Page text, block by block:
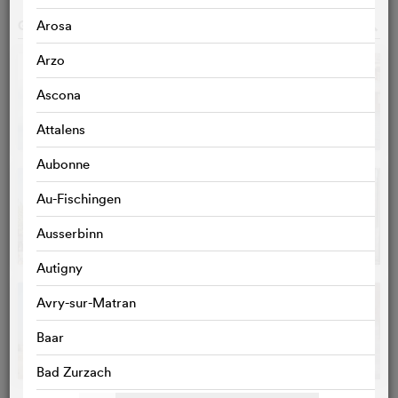
Arosa
Arzo
Ascona
Attalens
Aubonne
Au-Fischingen
Ausserbinn
Autigny
Avry-sur-Matran
Baar
Bad Zurzach
GALERIE PHOTOS